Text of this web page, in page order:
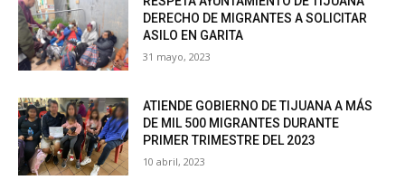
DERECHO DE MIGRANTES A SOLICITAR
ASILO EN GARITA
31 mayo, 2023
ATIENDE GOBIERNO DE TIJUANA A MÁS
DE MIL 500 MIGRANTES DURANTE
PRIMER TRIMESTRE DEL 2023
10 abril, 2023